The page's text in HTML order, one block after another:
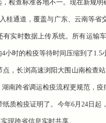
检查标准各地不一。现在新规
桂通道，覆盖与广东、云南等
实时数据上传系统。所有运输
小时的检疫等待时间压缩到了1.5
，长浏高速浏阳大围山南检查
南跨省调运检疫流程更规范，
质检疫证明了。今年6月24日
现跨省信息实时共享。